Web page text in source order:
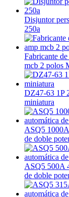
Disjuntor
250a
Fabricante
mcb 2 polos
DZ47-63 1P
miniatura
ASQ5
de doble
ASQ5 500A
de doble